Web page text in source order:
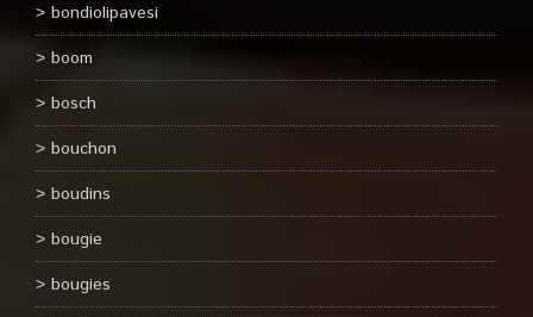
bondiolipavesi
boom
bosch
bouchon
boudins
bougie
bougies